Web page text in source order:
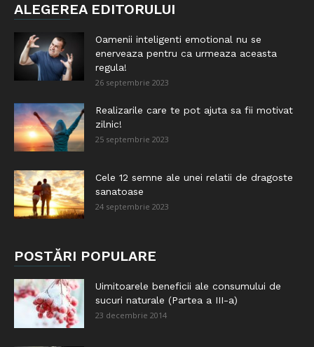
ALEGEREA EDITORULUI
Oamenii inteligenti emotional nu se
enerveaza pentru ca urmeaza aceasta
regula!
26 septembrie 2023
Realizarile care te pot ajuta sa fii motivat
zilnic!
25 septembrie 2023
Cele 12 semne ale unei relatii de dragoste
sanatoase
24 septembrie 2023
POSTĂRI POPULARE
Uimitoarele beneficii ale consumului de
sucuri naturale (Partea a III-a)
23 decembrie 2014